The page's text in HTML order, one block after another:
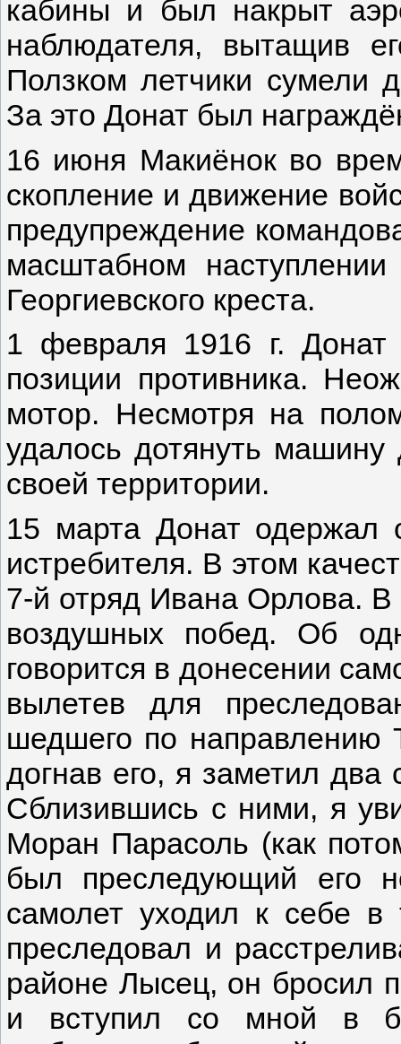
кабины и был накрыт
наблюдателя, вытащив
Ползком летчики сумели
За это Донат был
16 июня Макиёнок во
скопление и движение
предупреждение
масштабном
Георгиевского креста.
1 февраля 1916 г.
позиции противника.
мотор. Несмотря на
удалось дотянуть
своей территории.
15 марта Донат одержал
истребителя. В этом
7-й отряд Ивана Орлова. В
воздушных побед. Об
говорится в донесении
вылетев для
шедшего по направлению
догнав его, я заметил
Сблизившись с ними, я
Моран Парасоль (как
был преследующий его
самолет уходил к себе в
преследовал и
районе Лысец, он бросил
и вступил со мной в